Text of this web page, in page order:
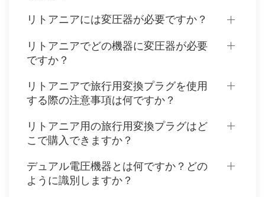
リトアニアには変圧器が必要ですか？
リトアニアでどの機器に変圧器が必要
ですか？
リトアニアで旅行用変換プラグを使用
する際の注意事項は何ですか？
リトアニア用の旅行用変換プラグはど
こで購入できますか？
デュアル電圧機器とは何ですか？どの
ように識別しますか？